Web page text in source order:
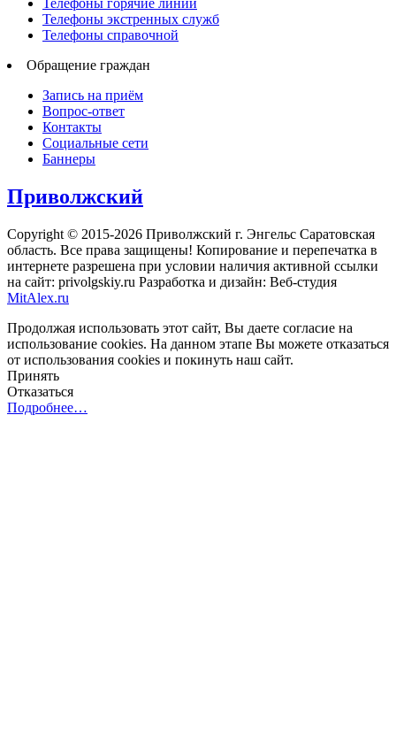
Телефоны горячие линии
Телефоны экстренных служб
Телефоны справочной
Обращение граждан
Запись на приём
Вопрос-ответ
Контакты
Социальные сети
Баннеры
Приволжский
Copyright © 2015-2026 Приволжский г. Энгельс Саратовская
область. Все права защищены! Копирование и перепечатка в
интернете разрешена при условии наличия активной ссылки
на сайт: privolgskiy.ru Разработка и дизайн: Веб-студия
MitAlex.ru
Продолжая использовать этот сайт, Вы даете согласие на
использование cookies. На данном этапе Вы можете отказаться
от использования cookies и покинуть наш сайт.
Принять
Отказаться
Подробнее…